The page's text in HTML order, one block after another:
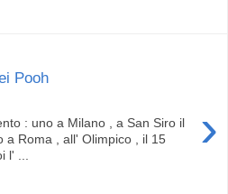
Pooh
›
: uno a Milano , a San Siro il
a Roma , all' Olimpico , il 15
l' ...